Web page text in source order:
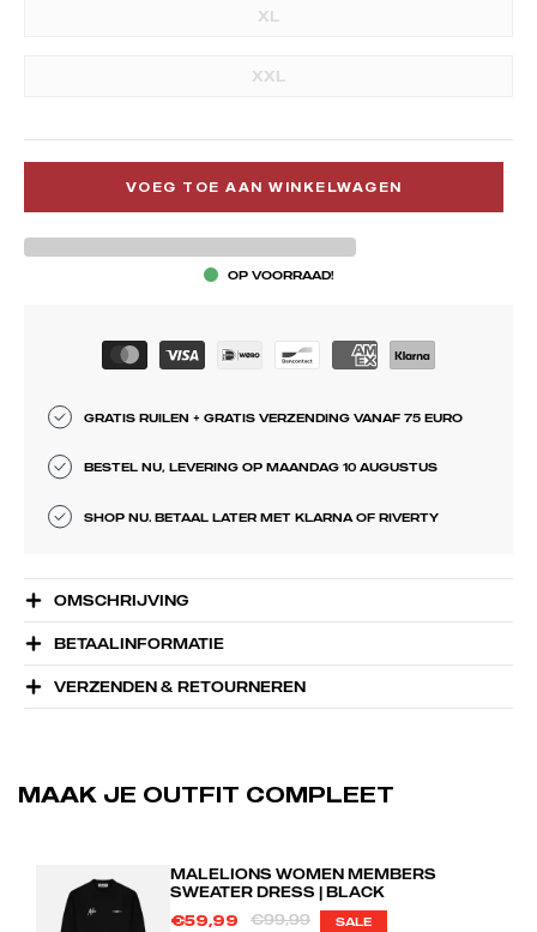
XL
XXL
VOEG TOE AAN WINKELWAGEN
OP VOORRAAD!
GRATIS RUILEN + GRATIS VERZENDING VANAF 75 EURO
BESTEL NU, LEVERING OP MAANDAG 10 AUGUSTUS
SHOP NU. BETAAL LATER MET KLARNA OF RIVERTY
OMSCHRIJVING
BETAALINFORMATIE
VERZENDEN & RETOURNEREN
MAAK JE OUTFIT COMPLEET
MALELIONS WOMEN MEMBERS
SWEATER DRESS | BLACK
€59,99
€99,99 SALE